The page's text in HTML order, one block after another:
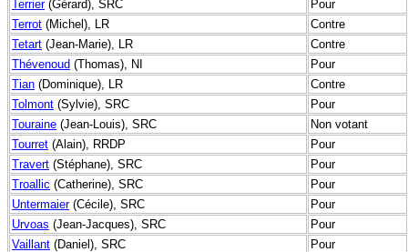
Terrier(Gérard), SRC
Pour
Terrot (Michel), LR
Contre
Tetart (Jean-Marie), LR
Contre
Thévenoud (Thomas), NI
Pour
Tian (Dominique), LR
Contre
Tolmont (Sylvie), SRC
Pour
Touraine (Jean-Louis), SRC
Non votant
Tourret (Alain), RRDP
Pour
Travert (Stéphane), SRC
Pour
Troallic (Catherine), SRC
Pour
Untermaier(Cécile), SRC
Pour
Urvoas (Jean-Jacques), SRC
Pour
Vaillant (Daniel), SRC
Pour